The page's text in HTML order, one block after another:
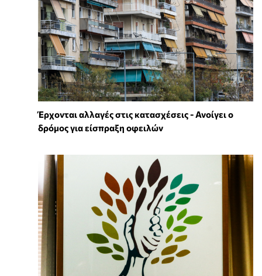
Έρχονται αλλαγές στις κατασχέσεις - Ανοίγει ο
δρόμος για είσπραξη οφειλών